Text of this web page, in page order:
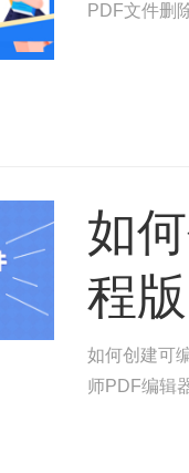
PDF文件删
如
程版
如何创建可
师PDF编辑